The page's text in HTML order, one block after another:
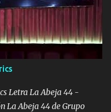
por mi línea no veo a
me duerm voy chicoteado
me agarran el colmillo
Al tiro esta la PrimiZa
la mano al que su amigo y
aquí hay pa más
pues no hay de otra...
Letra La Abeja 44 -
La Abeja 44 de Grupo